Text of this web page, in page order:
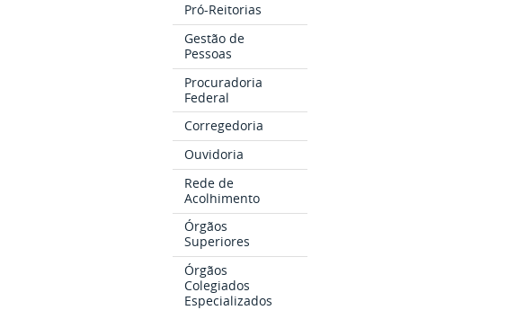
Pró-Reitorias
Gestão de
Pessoas
Procuradoria
Federal
Corregedoria
Ouvidoria
Rede de
Acolhimento
Órgãos
Superiores
Órgãos
Colegiados
Especializados